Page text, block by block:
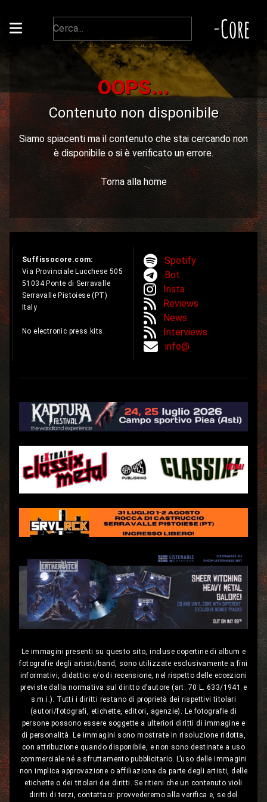
-Core
OOPS...
Contenuto non disponibile
Siamo spiacenti ma il contenuto che stai cercando non
è disponibile o si è verificato un errore.
Torna alla home
Suffissocore.com:
Via Provinciale Lucchese 505
51034 Ponte di Serravalle
Serravalle Pistoiese (PT)
Italy
No electronic press kits.
Spotify
Bot
Insta
Reviews
News
Interviews
info@
Le immagini presenti su questo sito, incluse copertine di album e
fotografie degli artisti/band, sono utilizzate esclusivamente a fini
informativi, didattici e/o di recensione, nel rispetto delle eccezioni
previste dalla normativa sul diritto d’autore (art. 70 L. 633/1941 e
s.m.i.). Tutti i diritti restano di proprietà dei rispettivi titolari
(autori/fotografi, etichette, editori, agenzie). Le fotografie di
persone possono essere soggette a ulteriori diritti di immagine e
di personalità. Le immagini sono mostrate in risoluzione ridotta,
con attribuzione quando disponibile, e non sono destinate a uso
commerciale né a sfruttamento pubblicitario. L’uso delle immagini
non implica approvazione o affiliazione da parte degli artisti, delle
etichette o dei titolari dei diritti. Se ritieni che un contenuto violi
diritti di terzi, contattaci: provvederemo alla verifica e, se del